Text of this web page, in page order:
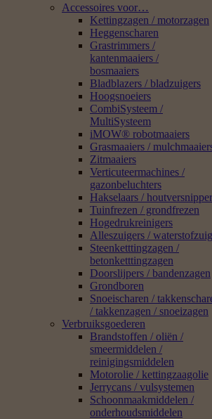
Accessoires voor…
Kettingzagen / motorzagen
Heggenscharen
Grastrimmers /
kantenmaaiers /
bosmaaiers
Bladblazers / bladzuigers
Hoogsnoeiers
CombiSysteem /
MultiSysteem
iMOW® robotmaaiers
Grasmaaiers /
Zitmaaiers
Verticuteermachines /
gazonbeluchters
Hakselaars /
Tuinfrezen / grondfrezen
Hogedrukreinigers
Alleszuigers /
Steenketttingzagen /
betonketttingzagen
Doorslijpers / bandenzagen
Grondboren
Snoeischaren /
/ takkenzagen / snoeizagen
Verbruiksgoederen
Brandstoffen / oliën /
smeermiddelen /
reinigingsmiddelen
Motorolie / kettingzaagolie
Jerrycans / vulsystemen
Schoonmaakmiddelen /
onderhoudsmiddelen